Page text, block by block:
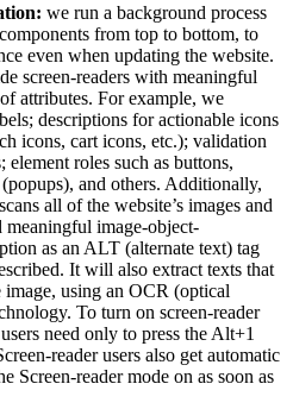
we run a background process
from top to bottom, to
even when updating the website.
screen-readers with meaningful
attributes. For example, we
descriptions for actionable icons
icons, cart icons, etc.); validation
roles such as buttons,
and others. Additionally,
all of the website’s images and
meaningful image-object-
as an ALT (alternate text) tag
It will also extract texts that
using an OCR (optical
To turn on screen-reader
need only to press the Alt+1
reader users also get automatic
Screen-reader mode on as soon as